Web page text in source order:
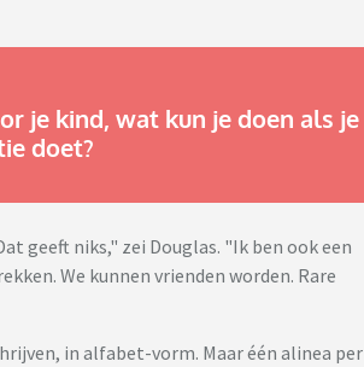
je kind, wat kun je doen als je
doet?
geeft niks," zei Douglas. "Ik ben ook een
We kunnen vrienden worden. Rare
in alfabet-vorm. Maar één alinea per